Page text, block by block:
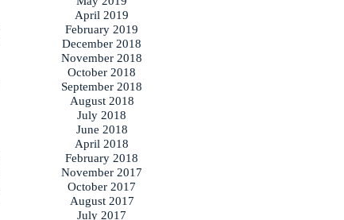
April 2019
February 2019
December 2018
November 2018
October 2018
September 2018
August 2018
July 2018
June 2018
April 2018
February 2018
November 2017
October 2017
August 2017
July 2017